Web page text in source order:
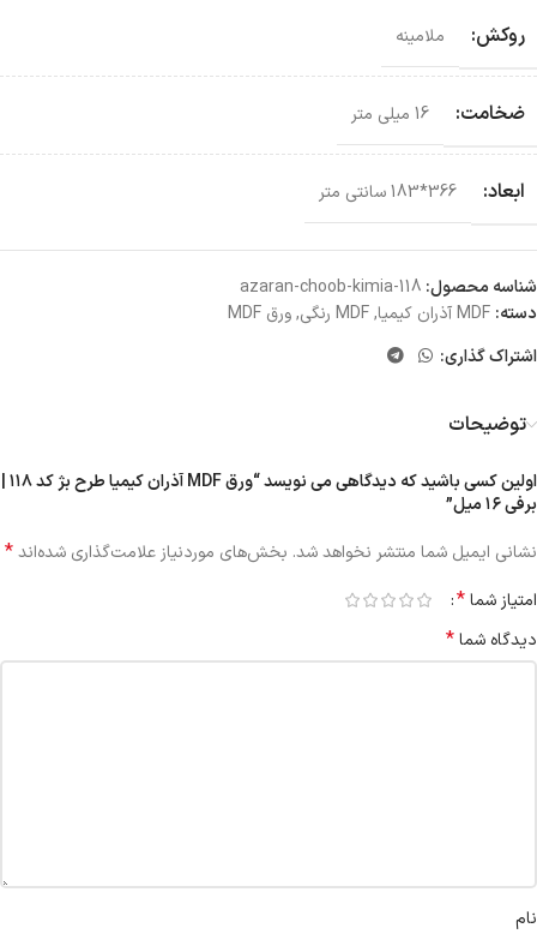
روکش: ملامینه
ضخامت: 16 میلی متر
ابعاد: 366*183 سانتی‌ متر
شناسه محصول: azaran-choob-kimia-118
دسته: MDF آذران کیمیا ,MDF رنگی ,ورق MDF
اشتراک گذاری:
توضیحات
اولین کسی باشید که دیدگاهی می نویسد “ورق MDF آذران کیمیا طرح بژ کد ۱۱۸ |
برفی ۱۶ میل”
نشانی ایمیل شما منتشر نخواهد شد. بخش‌های موردنیاز علامت‌گذاری شده‌اند*
امتیاز شما*
دیدگاه شما*
نام